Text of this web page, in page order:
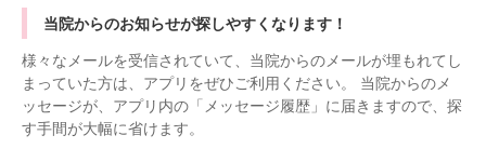
当院からのお知らせが探しやすくなります！
様々なメールを受信されていて、当院からのメールが埋もれてし
まっていた方は、アプリをぜひご利用ください。 当院からのメ
ッセージが、アプリ内の「メッセージ履歴」に届きますので、探
す手間が大幅に省けます。